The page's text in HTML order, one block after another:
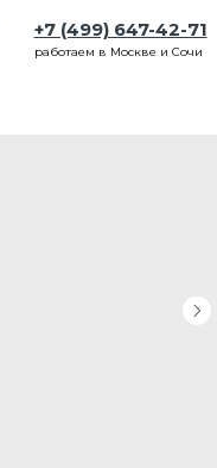
647-42-71
в Москве и Сочи